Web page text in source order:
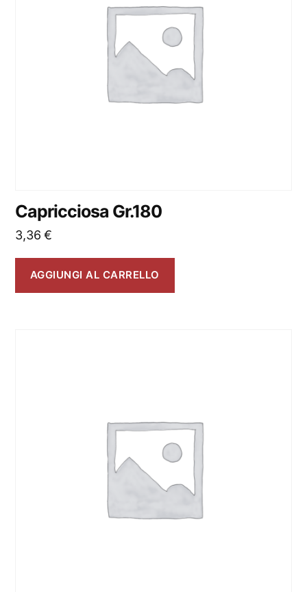
Capricciosa Gr.180
3,36€
AGGIUNGI AL CARRELLO